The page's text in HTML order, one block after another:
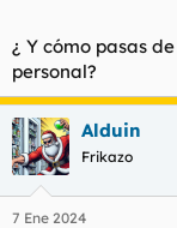
¿ Y cómo pasas
personal?
Alduin
Frikazo
7 Ene 2024